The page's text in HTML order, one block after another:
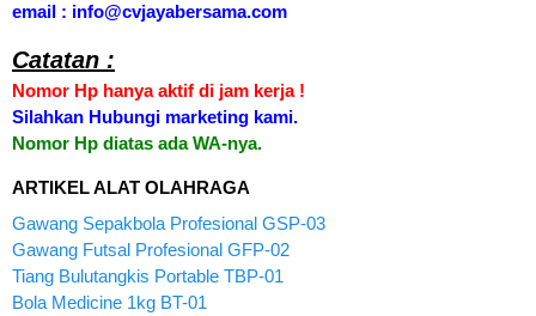
email : info@cvjayabersama.com
Catatan :
Nomor Hp hanya aktif di jam kerja !
Silahkan Hubungi marketing kami.
Nomor Hp diatas ada WA-nya.
ARTIKEL ALAT OLAHRAGA
Gawang Sepakbola Profesional GSP-03
Gawang Futsal Profesional GFP-02
Tiang Bulutangkis Portable TBP-01
Bola Medicine 1kg BT-01